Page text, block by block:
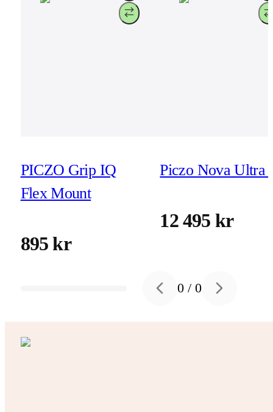
PICZO Grip IQ
Flex Mount
895 kr
Piczo Nova Ultra
12 495 kr
Previous slide
0 /0 Next slide